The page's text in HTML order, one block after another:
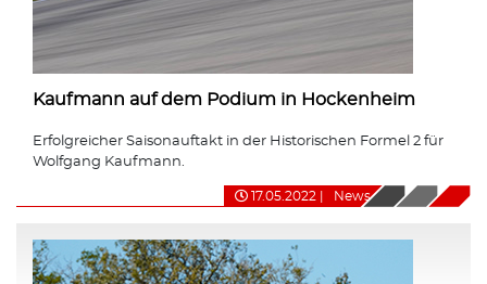
Kaufmann auf dem Podium in Hockenheim
Erfolgreicher Saisonauftakt in der Historischen Formel 2 für
Wolfgang Kaufmann.
17.05.2022 News